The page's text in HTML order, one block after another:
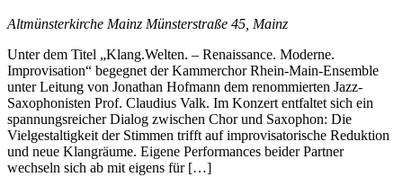
Altmünsterkirche Mainz Münsterstraße 45, Mainz
Unter dem Titel „Klang.Welten. – Renaissance. Moderne.
Improvisation“ begegnet der Kammerchor Rhein-Main-Ensemble
unter Leitung von Jonathan Hofmann dem renommierten Jazz-
Saxophonisten Prof. Claudius Valk. Im Konzert entfaltet sich ein
spannungsreicher Dialog zwischen Chor und Saxophon: Die
Vielgestaltigkeit der Stimmen trifft auf improvisatorische Reduktion
und neue Klangräume. Eigene Performances beider Partner
wechseln sich ab mit eigens für […]